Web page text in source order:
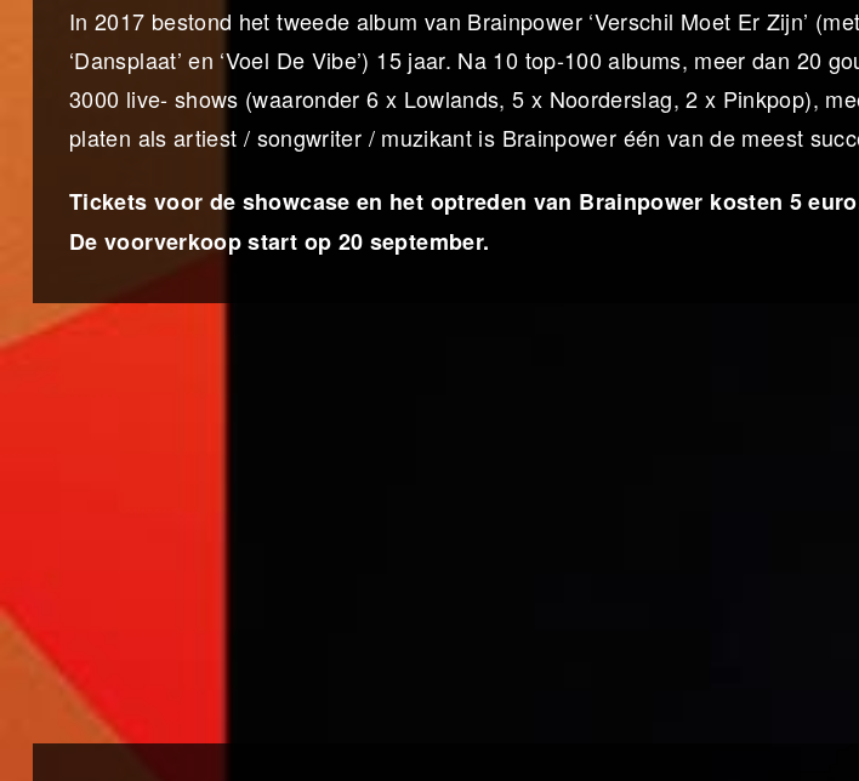
In 2017 bestond het tweede album van Brainpower ‘Verschil Moet Er Zijn’
‘Dansplaat’ en ‘Voel De Vibe’) 15 jaar. Na 10 top-100 albums, meer dan 20
3000 live- shows (waaronder 6 x Lowlands, 5 x Noorderslag, 2 x Pinkpop),
platen als artiest / songwriter / muzikant is Brainpower één van de meest
Tickets voor de showcase en het optreden van Brainpower kosten 5
De voorverkoop start op 20 september.